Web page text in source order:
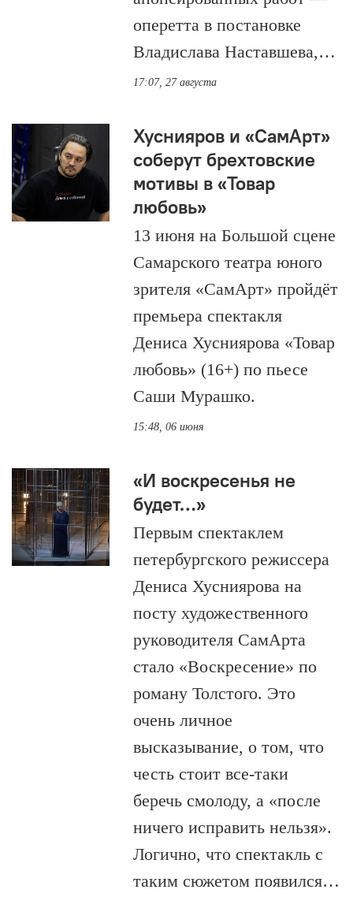
оперетта в постановке
Владислава Наставшева,…
17:07, 27 августа
Хуснияров и «СамАрт»
соберут брехтовские
мотивы в «Товар
любовь»
13 июня на Большой сцене
Самарского театра юного
зрителя «СамАрт» пройдёт
премьера спектакля
Дениса Хусниярова «Товар
любовь» (16+) по пьесе
Саши Мурашко.
15:48, 06 июня
«И воскресенья не
будет…»
Первым спектаклем
петербургского режиссера
Дениса Хусниярова на
посту художественного
руководителя СамАрта
стало «Воскресение» по
роману Толстого. Это
очень личное
высказывание, о том, что
честь стоит все-таки
беречь смолоду, а «после
ничего исправить нельзя».
Логично, что спектакль с
таким сюжетом появился…